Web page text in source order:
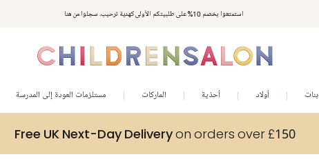
استمتعوا بخصم 10% على طلبيتكم الأولى كهدية ترحيب. سجلوا من هنا
بنات أولاد أحذية الماركات مستلزمات العودة إلى المدرسة
Free UK Next-Day Deliveryon orders over £150